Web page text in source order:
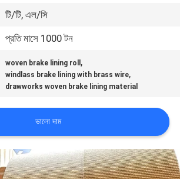
টি/টি, এল/সি
প্রতি মাসে 1000 টন
woven brake lining roll ,
windlass brake lining with brass wire,
drawworks woven brake lining material
ভালো দাম